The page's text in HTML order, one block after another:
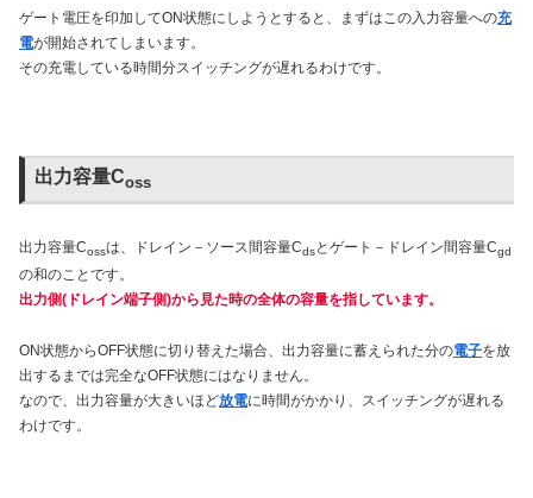
ゲート電圧を印加してON状態にしようとすると、まずはこの入力容量への充
電が開始されてしまいます。
その充電している時間分スイッチングが遅れるわけです。
出力容量Coss
出力容量Cossは、ドレイン－ソース間容量Cdsとゲート－ドレイン間容量Cgd
の和のことです。
出力側(ドレイン端子側)から見た時の全体の容量を指しています。
ON状態からOFF状態に切り替えた場合、出力容量に蓄えられた分の電子を放
出するまでは完全なOFF状態にはなりません。
なので、出力容量が大きいほど放電に時間がかかり、スイッチングが遅れる
わけです。